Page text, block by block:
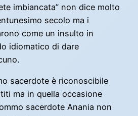
imbiancata” non dice molto
secolo ma i
come un insulto in
idiomatico di dare
sacerdote è riconoscibile
ma in quella occasione
sacerdote Anania non